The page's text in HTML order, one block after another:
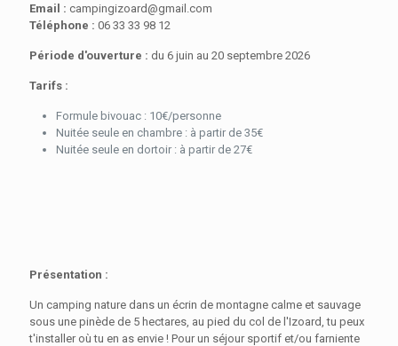
Email : campingizoard@gmail.com
Téléphone : 06 33 33 98 12
Période d'ouverture : du 6 juin au 20 septembre 2026
Tarifs :
Formule bivouac : 10€/personne
Nuitée seule en chambre : à partir de 35€
Nuitée seule en dortoir : à partir de 27€
Présentation :
Un camping nature dans un écrin de montagne calme et sauvage
sous une pinède de 5 hectares, au pied du col de l'Izoard, tu peux
t'installer où tu en as envie ! Pour un séjour sportif et/ou farniente